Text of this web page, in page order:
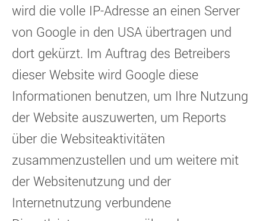
wird die volle IP-Adresse an einen Server
von Google in den USA übertragen und
dort gekürzt. Im Auftrag des Betreibers
dieser Website wird Google diese
Informationen benutzen, um Ihre Nutzung
der Website auszuwerten, um Reports
über die Websiteaktivitäten
zusammenzustellen und um weitere mit
der Websitenutzung und der
Internetnutzung verbundene